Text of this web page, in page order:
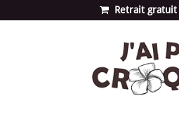
Se rendre au contenu Retrait gratuit